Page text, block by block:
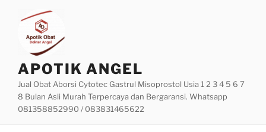
content
APOTIK ANGEL
Jual Obat Aborsi Cytotec Gastrul Misoprostol Usia 1 2 3 4 5 6 7
8 Bulan Asli Murah Terpercaya dan Bergaransi. Whatsapp
081358852990 / 083831465622